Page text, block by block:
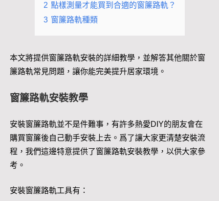
2 點樣測量才能買到合適的窗簾路軌？
3 窗簾路軌種類
本文將提供窗簾路軌安裝的詳細教學，並解答其他關於窗
簾路軌常見問題，讓你能完美提升居家環境。
窗簾路軌安裝教學
安裝窗簾路軌並不是件難事，有許多熱愛DIY的朋友會在
購買窗簾後自己動手安裝上去。爲了讓大家更清楚安裝流
程，我們這邊特意提供了窗簾路軌安裝教學，以供大家參
考。
安裝窗簾路軌工具有：